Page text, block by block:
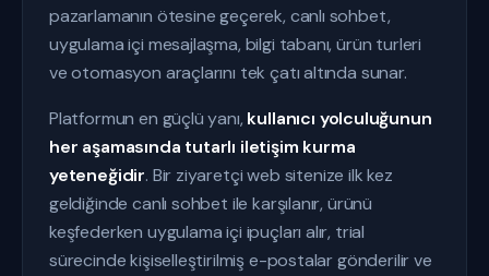
pazarlamanın ötesine geçerek, canlı sohbet,
uygulama içi mesajlaşma, bilgi tabanı, ürün turleri
ve otomasyon araçlarını tek çatı altında sunar.
Platformun en güçlü yanı, kullanıcı yolculuğunun
her aşamasında tutarlı iletişim kurma
yeteneğidir. Bir ziyaretçi web sitenize ilk kez
geldiğinde canlı sohbet ile karşılanır, ürünü
keşfederken uygulama içi ipuçları alır, trial
sürecinde kişiselleştirilmiş e-postalar gönderilir ve